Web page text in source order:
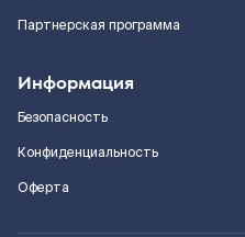
Партнерская программа
Информация
Безопасность
Конфиденциальность
Оферта